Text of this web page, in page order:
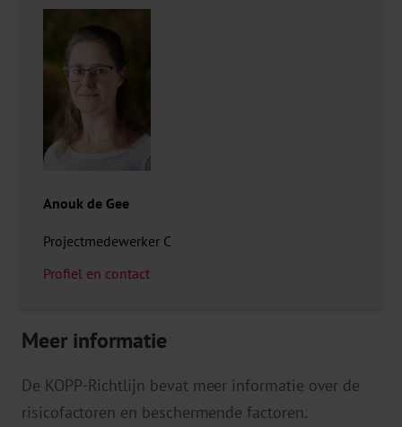
Anouk de Gee
Projectmedewerker C
Profiel en contact
Meer informatie
De KOPP-Richtlijn bevat meer informatie over de
risicofactoren en beschermende factoren.